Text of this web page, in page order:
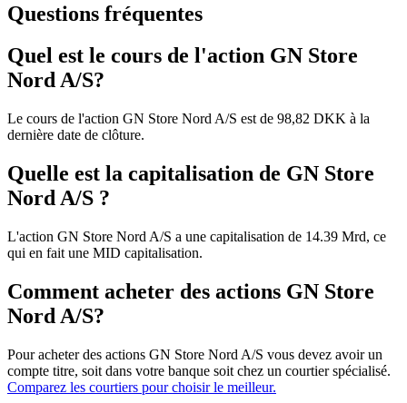
Questions fréquentes
Quel est le cours de l'action GN Store
Nord A/S?
Le cours de l'action GN Store Nord A/S est de 98,82 DKK à la
dernière date de clôture.
Quelle est la capitalisation de GN Store
Nord A/S ?
L'action GN Store Nord A/S a une capitalisation de 14.39 Mrd, ce
qui en fait une MID capitalisation.
Comment acheter des actions GN Store
Nord A/S?
Pour acheter des actions GN Store Nord A/S vous devez avoir un
compte titre, soit dans votre banque soit chez un courtier spécialisé.
Comparez les courtiers pour choisir le meilleur.